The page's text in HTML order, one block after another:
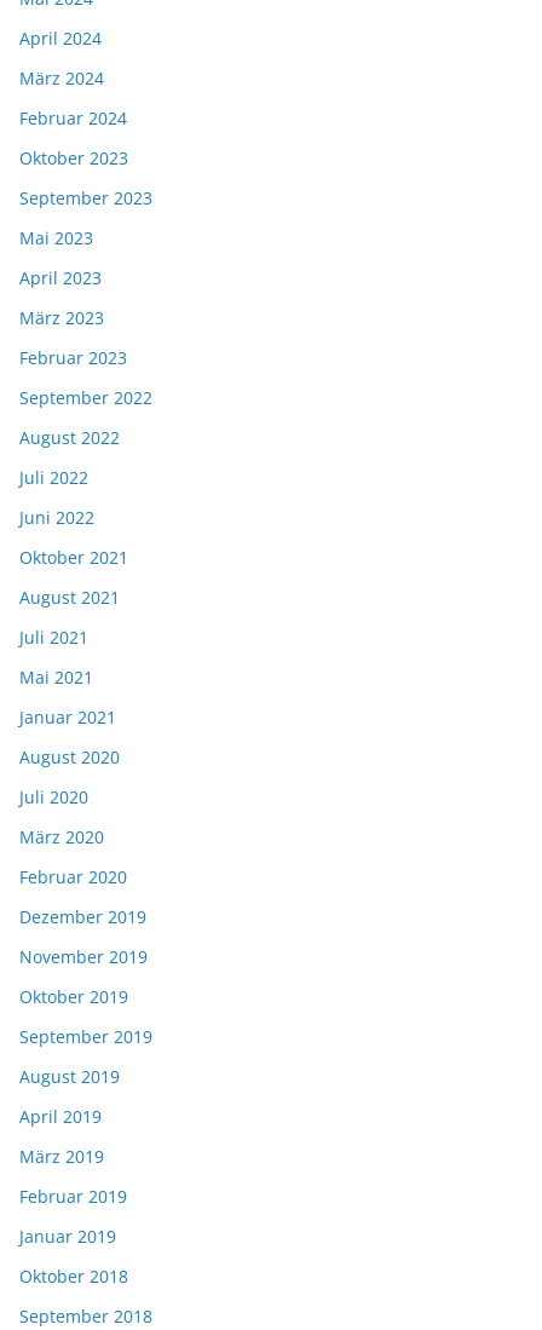
April 2024
März 2024
Februar 2024
Oktober 2023
September 2023
Mai 2023
April 2023
März 2023
Februar 2023
September 2022
August 2022
Juli 2022
Juni 2022
Oktober 2021
August 2021
Juli 2021
Mai 2021
Januar 2021
August 2020
Juli 2020
März 2020
Februar 2020
Dezember 2019
November 2019
Oktober 2019
September 2019
August 2019
April 2019
März 2019
Februar 2019
Januar 2019
Oktober 2018
September 2018